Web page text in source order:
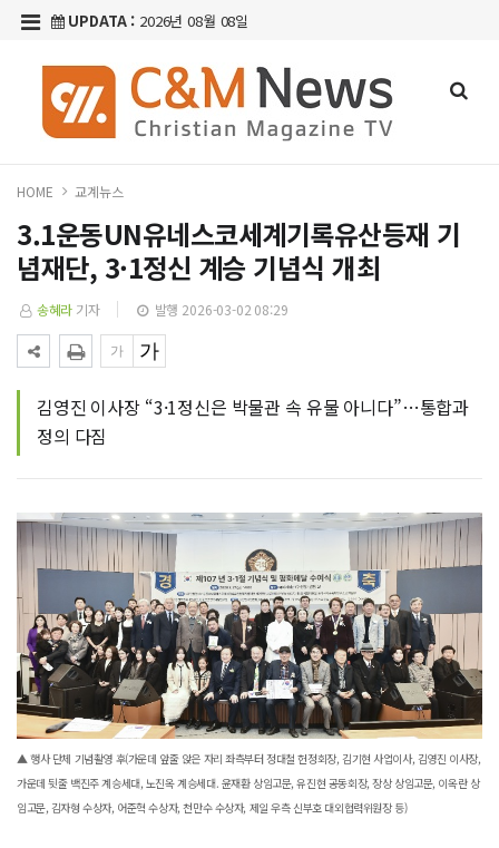
UPDATA : 2026년 08월 08일
HOME 교계뉴스
3.1운동UN유네스코세계기록유산등재 기
념재단, 3·1정신 계승 기념식 개최
송혜라 기자 발행 2026-03-02 08:29
김영진 이사장 “3·1정신은 박물관 속 유물 아니다”…통합과
정의 다짐
▲ 행사 단체 기념촬영 후(가운데 앞줄 앉은 자리 좌측부터 정대철 헌정회장, 김기현 사업이사, 김영진 이사장,
가운데 뒷줄 백진주 계승세대, 노진옥 계승세대. 윤재환 상임고문, 유진현 공동회장, 장상 상임고문, 이옥란 상
임고문, 김자형 수상자, 어준혁 수상자, 천만수 수상자, 제일 우측 신부호 대외협력위원장 등)